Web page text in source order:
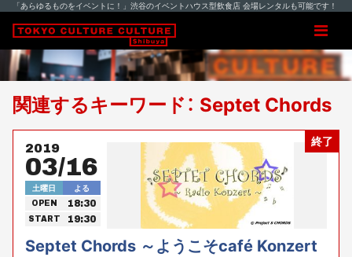
「あらゆるものをイベントに！」渋谷のイベントハウス型飲食店 会場レンタルも可能です！
関連するキーワード： Septet Chords
終了
2019
03/16
土曜日 よる
OPEN 18:30
START 19:30
Septet Chords ～ようこそcafé Konzert